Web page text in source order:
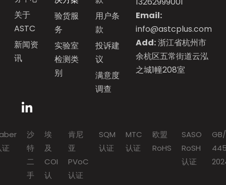
关于
ASTC
新闻资
讯
验货服
务
实验室
检测类
别
用户条
款
投诉建
议
满意度
调查
Email:
info@astcplus.com
Add:浙江省杭州市
余杭区五常街道云泓
之城1幢208室
沙
特
二
手
埃
及
COI
认
肯尼
亚
PVoC
认证
SQM
认证
MTC
认证
欧盟
RoHS
SASO
RoSH
认证